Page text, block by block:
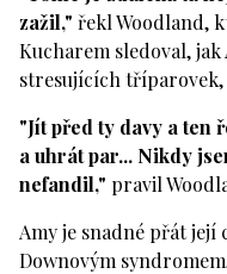
zažil," řekl Woodland,
Kucharem sledoval,
stresujících
"Jít před ty davy a ten
a uhrát par... Nikdy
nefandil," pravil
Amy je snadné přát její
Downovým